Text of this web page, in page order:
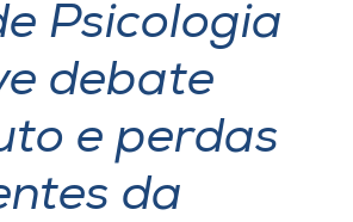
Psicologia
debate
e perdas
da